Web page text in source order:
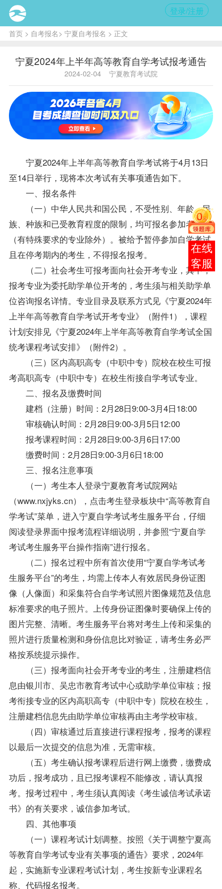
登录/注册
首页> 自考报名> 宁夏自考报名 > 正文
宁夏2024年上半年高等教育自学考试报考通告
2024-02-04 宁夏教育考试院
宁夏2024年上半年高等教育自学考试将于4月13日
至14日举行，现将本次考试有关事项通告如下。
一、报名条件
（一）中华人民共和国公民，不受性别、年龄、民
族、种族和已受教育程度的限制，均可报名参加考试
（有特殊要求的专业除外）。被给予暂停参加自学考试
且在停考期内的考生，不得报名报考。
（二）社会考生可报考面向社会开考专业，其中，
报考专业为委托助学单位开考的，考生须与相关助学单
位咨询报名详情。专业目录及联系方式见《宁夏2024年
上半年高等教育自学考试开考专业》（附件1），课程
计划安排见《宁夏2024年上半年高等教育自学考试全国
统考课程考试安排》（附件2）。
（三）区内高职高专（中职中专）院校在校生可报
考高职高专（中职中专）在校生衔接自学考试专业。
二、报名及缴费时间
建档（注册）时间：2月28日9:00-3月4日18:00
审核确认时间：2月28日9:00-3月5日12:00
报考课程时间：2月28日9:00-3月6日17:00
缴费时间：2月28日9:00-3月6日18:00
三、报名注意事项
（一）考生本人登录宁夏教育考试院网站
（www.nxjyks.cn），点击考生登录板块中“高等教育自
学考试”菜单，进入宁夏自学考试考生服务平台，仔细
阅读登录界面中报考流程详细说明，并参照“宁夏自学
考试考生服务平台操作指南”进行报名。
（二）报名过程中所有首次使用“宁夏自学考试考
生服务平台”的考生，均需上传本人有效居民身份证图
像（人像面）和采集符合自学考试照片图像规范及信息
标准要求的电子照片。上传身份证图像时要确保上传的
图片完整、清晰。考生服务平台将对考生上传和采集的
照片进行质量检测和身份信息比对验证，请考生务必严
格按系统提示操作。
（三）报考面向社会开考专业的考生，注册建档信
息由银川市、吴忠市教育考试中心或助学单位审核；报
考衔接专业的区内高职高专（中职中专）院校在校生，
注册建档信息先由助学单位审核再由主考学校审核。
（四）审核通过后直接进行课程报考，报考的课程
以最后一次提交的信息为准，无需审核。
（五）考生确认报考课程后进行网上缴费，缴费成
功后，报考成功，且已报考课程不能修改，请认真报
考。报考过程中，考生须认真阅读《考生诚信考试承诺
书》的有关要求，诚信参加考试。
四、其他事项
（一）课程考试计划调整。按照《关于调整宁夏高
等教育自学考试专业有关事项的通告》要求，2024年
起，实施新专业课程考试计划，考生按新专业课程名
称、代码报名报考。
报考
咨询